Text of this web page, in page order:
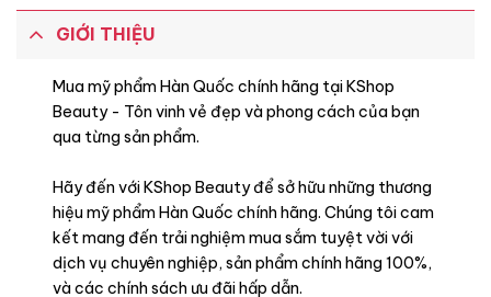
GIỚI THIỆU
Mua mỹ phẩm Hàn Quốc chính hãng tại KShop
Beauty - Tôn vinh vẻ đẹp và phong cách của bạn
qua từng sản phẩm.
Hãy đến với KShop Beauty để sở hữu những thương
hiệu mỹ phẩm Hàn Quốc chính hãng. Chúng tôi cam
kết mang đến trải nghiệm mua sắm tuyệt vời với
dịch vụ chuyên nghiệp, sản phẩm chính hãng 100%,
và các chính sách ưu đãi hấp dẫn.